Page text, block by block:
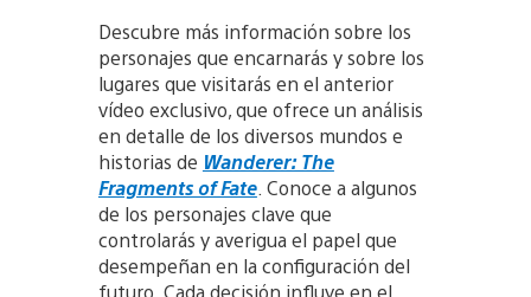
Descubre más información sobre los
personajes que encarnarás y sobre los
lugares que visitarás en el anterior
vídeo exclusivo, que ofrece un análisis
en detalle de los diversos mundos e
historias de Wanderer: The
Fragments of Fate. Conoce a algunos
de los personajes clave que
controlarás y averigua el papel que
desempeñan en la configuración del
futuro. Cada decisión influye en el